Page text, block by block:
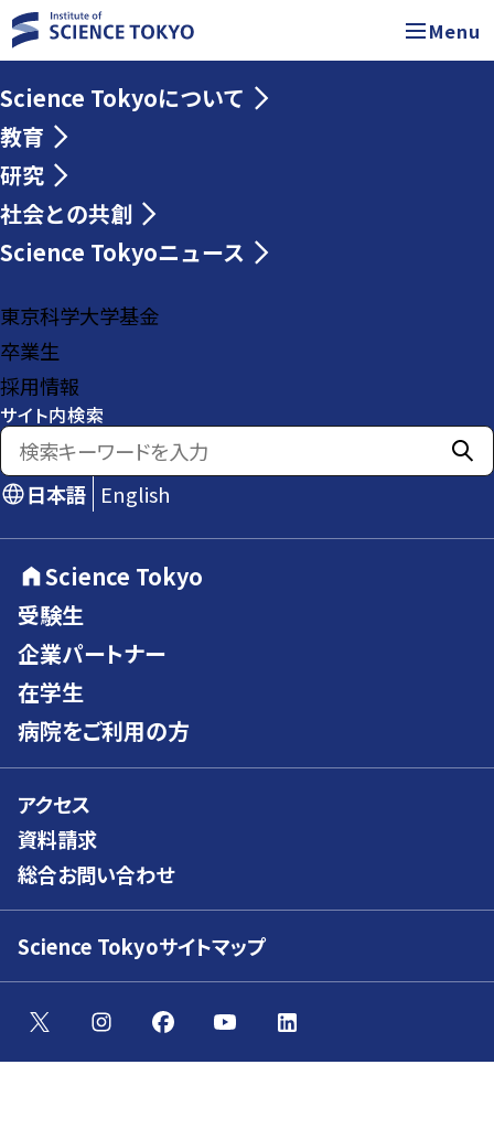
Menu
Science Tokyoについて
教育
研究
社会との共創
Science Tokyoニュース
東京科学大学基金
卒業生
採用情報
サイト内検索
日本語 English
Science Tokyo
受験生
企業パートナー
在学生
病院をご利用の方
アクセス
資料請求
総合お問い合わせ
Science Tokyoサイトマップ